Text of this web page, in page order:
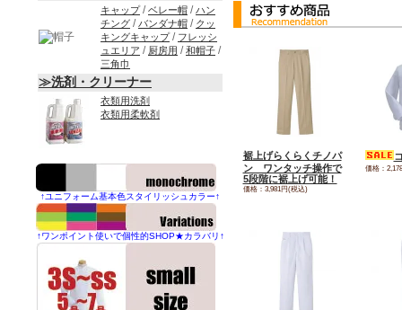
裾上げらくらくチノパ
ン ワンタッチ操作で
5段階に裾上げ可能！
価格：3,981円(税込)
価格：
キャップ/ベレー帽 /ハン
チング / バンダナ帽 / クッ
キングキャップ/ フレッシ
ュエリア / 厨房用 /和帽子 /
三角巾
≫洗剤・クリーナー
衣類用洗剤
衣類用柔軟剤
↑ユニフォーム基本色スタイリッシュカラー↑
↑ワンポイント使いで個性的SHOP★カラバリ↑